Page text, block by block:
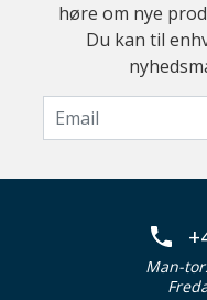
høre om nye
Du kan til
Man-